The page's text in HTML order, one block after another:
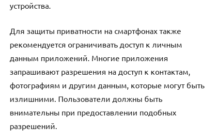
устройства.
Для защиты приватности на смартфонах также
рекомендуется ограничивать доступ к личным
данным приложений. Многие приложения
запрашивают разрешения на доступ к контактам,
фотографиям и другим данным, которые могут быть
излишними. Пользователи должны быть
внимательны при предоставлении подобных
разрешений.